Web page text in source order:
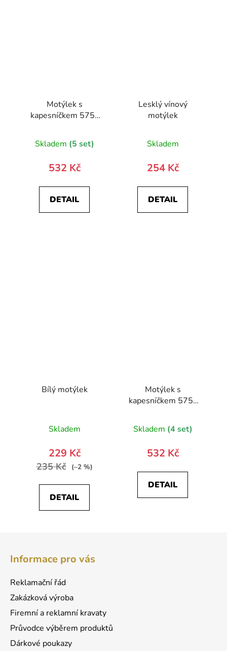
Motýlek s
kapesníčkem 575-
Skladem (5 set)
532 Kč
DETAIL
Lesklý vínový
motýlek
Skladem
254 Kč
DETAIL
Bílý motýlek
Skladem
229 Kč
235 Kč (–2 %)
DETAIL
Motýlek s
kapesníčkem 575-
Skladem (4 set)
532 Kč
DETAIL
Informace pro vás
Reklamační řád
Zakázková výroba
Firemní a reklamní kravaty
Průvodce výběrem produktů
Dárkové poukazy